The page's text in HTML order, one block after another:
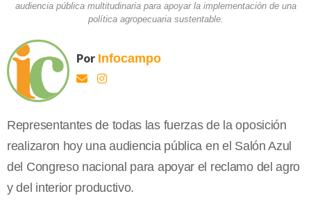
audiencia pública multitudinaria para apoyar la implementación de una
política agropecuaria sustentable.
Por Infocampo
Representantes de todas las fuerzas de la oposición
realizaron hoy una audiencia pública en el Salón Azul
del Congreso nacional para apoyar el reclamo del agro
y del interior productivo.